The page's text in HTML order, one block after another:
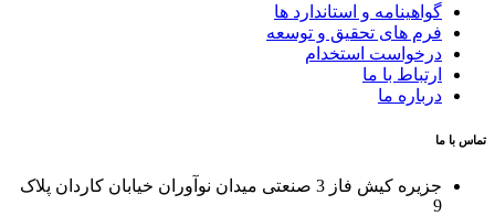
گواهینامه و استاندارد ها
فرم های تحقیق و توسعه
درخواست استخدام
ارتباط با ما
درباره ما
تماس با ما
جزیره کیش فاز 3 صنعتی میدان نوآوران خیابان کاردان پلاک
9